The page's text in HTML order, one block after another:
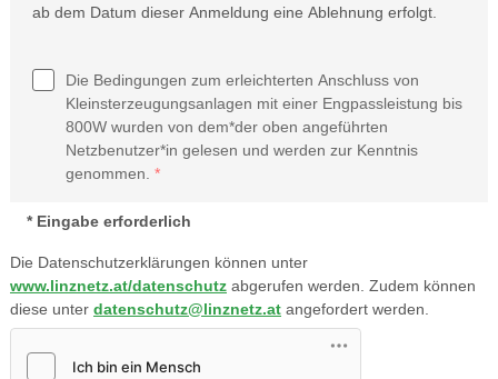
ab dem Datum dieser Anmeldung eine Ablehnung erfolgt.
Die Bedingungen zum erleichterten Anschluss von
Kleinsterzeugungsanlagen mit einer Engpassleistung bis
800W wurden von dem*der oben angeführten
Netzbenutzer*in gelesen und werden zur Kenntnis
genommen.
Eingabe erforderlich
Die Datenschutzerklärungen können unter
www.linznetz.at/datenschutz abgerufen werden. Zudem können
diese unter datenschutz@linznetz.at angefordert werden.